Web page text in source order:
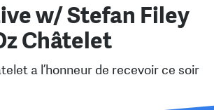
w/ Stefan Filey
Châtelet
a l’honneur de recevoir ce soir